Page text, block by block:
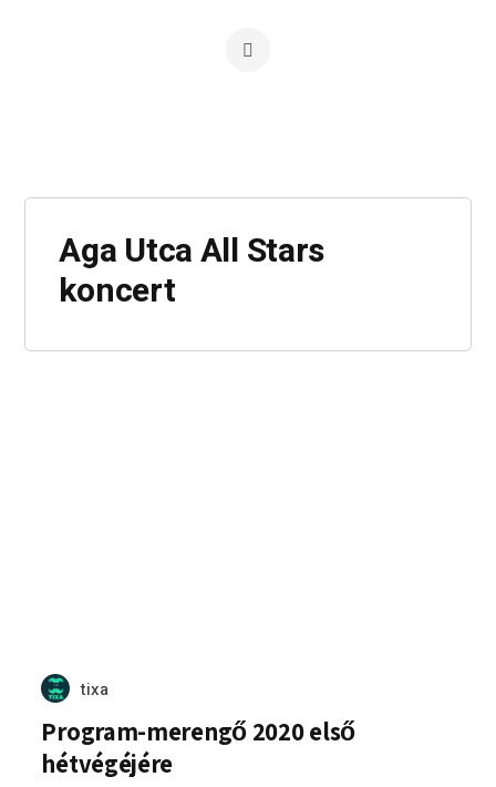
Aga Utca All Stars
koncert
tixa
Program-merengő 2020 első
hétvégéjére